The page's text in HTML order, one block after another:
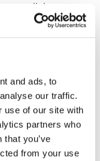
and ads, to
our traffic.
use of our site with
partners who
you’ve
from your use
adicionar um
também
Se o sorvete
terá que
máquina de lavar
novo poderá tirar
velho salta na
caminho para